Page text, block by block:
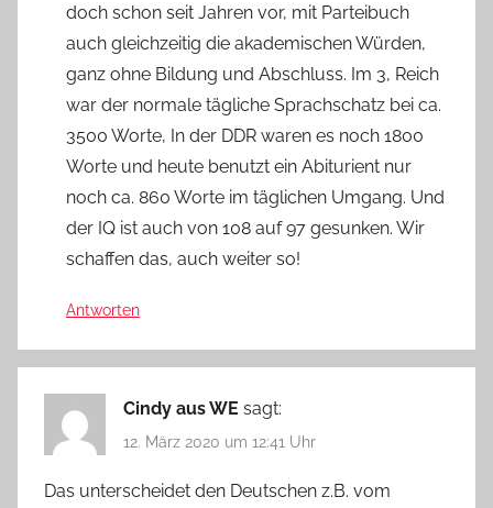
doch schon seit Jahren vor, mit Parteibuch
auch gleichzeitig die akademischen Würden,
ganz ohne Bildung und Abschluss. Im 3, Reich
war der normale tägliche Sprachschatz bei ca.
3500 Worte, In der DDR waren es noch 1800
Worte und heute benutzt ein Abiturient nur
noch ca. 860 Worte im täglichen Umgang. Und
der IQ ist auch von 108 auf 97 gesunken. Wir
schaffen das, auch weiter so!
Antworten
Cindy aus WE sagt:
12. März 2020 um 12:41 Uhr
Das unterscheidet den Deutschen z.B. vom